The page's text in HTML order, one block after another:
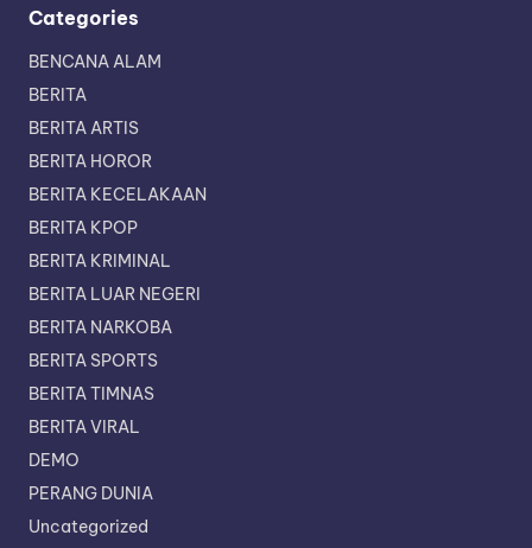
Categories
BENCANA ALAM
BERITA
BERITA ARTIS
BERITA HOROR
BERITA KECELAKAAN
BERITA KPOP
BERITA KRIMINAL
BERITA LUAR NEGERI
BERITA NARKOBA
BERITA SPORTS
BERITA TIMNAS
BERITA VIRAL
DEMO
PERANG DUNIA
Uncategorized